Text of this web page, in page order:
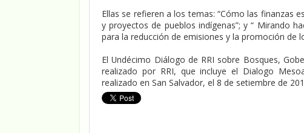
Ellas se refieren a los temas: “Cómo las finanzas
y proyectos de pueblos indígenas”; y “ Mirando
para la reducción de emisiones y la promoción de
El Undécimo Diálogo de RRI sobre Bosques,
realizado por RRI, que incluye el Dialogo
realizado en San Salvador, el 8 de setiembre de